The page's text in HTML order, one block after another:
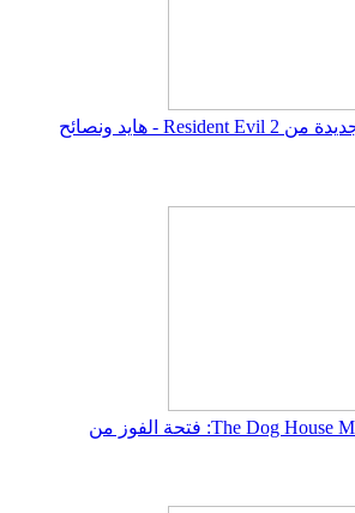
تجول كامل في طبعة جديدة من Resident Evil 2 - هايد ونصائح
مراجعة فتحة The Dog House Megaways: فتحة الفوز من